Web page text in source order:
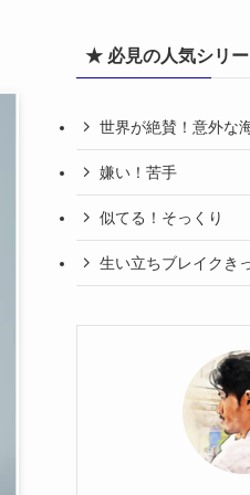
★ 必見の人気シリ
世界が絶賛！意外な
嫌い！苦手
似てる！そっくり
生い立ちブレイクき